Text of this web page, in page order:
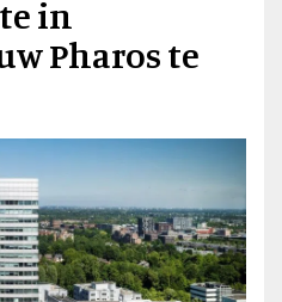
in
Pharos te